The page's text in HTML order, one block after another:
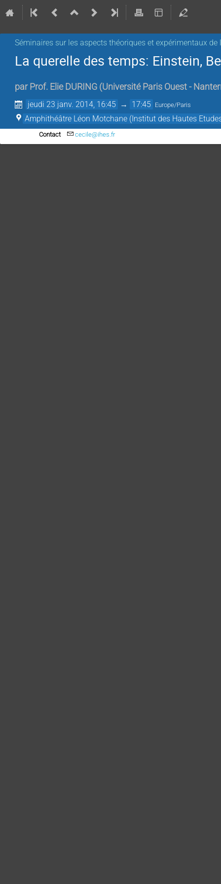
Séminaires sur les aspects théoriques et expérimentaux
La querelle des temps: Einstein,
par Prof. Elie DURING (Université Paris Ouest -
jeudi 23 janv. 2014, 16:45 → 17:45 Europe/Paris
Amphithéâtre Léon Motchane (Institut des Hautes
Contact cecile@ihes.fr